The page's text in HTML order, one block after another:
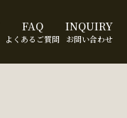
FAQ
よくあるご質問
INQUIRY
お問い合わせ